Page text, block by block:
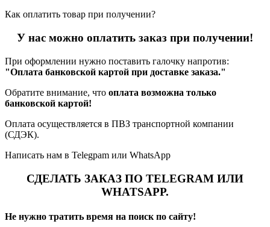
Как оплатить товар при получении?
У нас можно оплатить заказ при получении!
При оформлении нужно поставить галочку напротив:
"Оплата банковской картой при доставке заказа."
Обратите внимание, что оплата возможна только
банковской картой!
Оплата осуществляется в ПВЗ транспортной компании
(СДЭК).
Написать нам в Telegpam или WhatsApp
СДЕЛАТЬ ЗАКАЗ ПО TELEGRAM ИЛИ
WHATSAPP.
Не нужно тратить время на поиск по сайту!